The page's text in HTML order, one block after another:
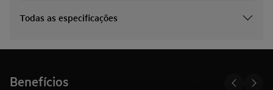
Todas as especificações
Benefícios